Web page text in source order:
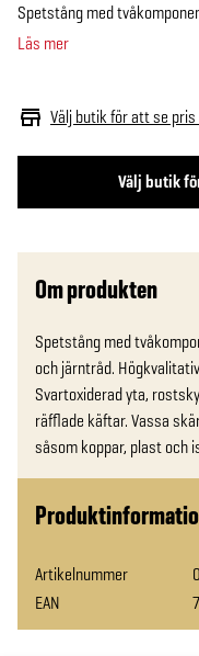
Välj butik
Välj butik för att se
Spetstång med
Läs mer
Om produkten
Spetstång med
och järntråd.
Svartoxiderad yta,
räfflade käftar. Vassa
såsom koppar, plast och
Artikelnummer
EAN